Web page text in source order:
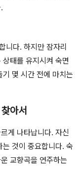
니다. 하지만 잠자리
태를 유지시켜 숙면
몇 시간 전에 마치는
아서
게 나타납니다. 자신
것이 중요합니다. 숙
교향곡을 연주하는